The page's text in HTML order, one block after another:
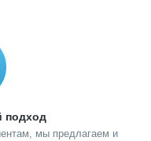
подход
мы предлагаем и